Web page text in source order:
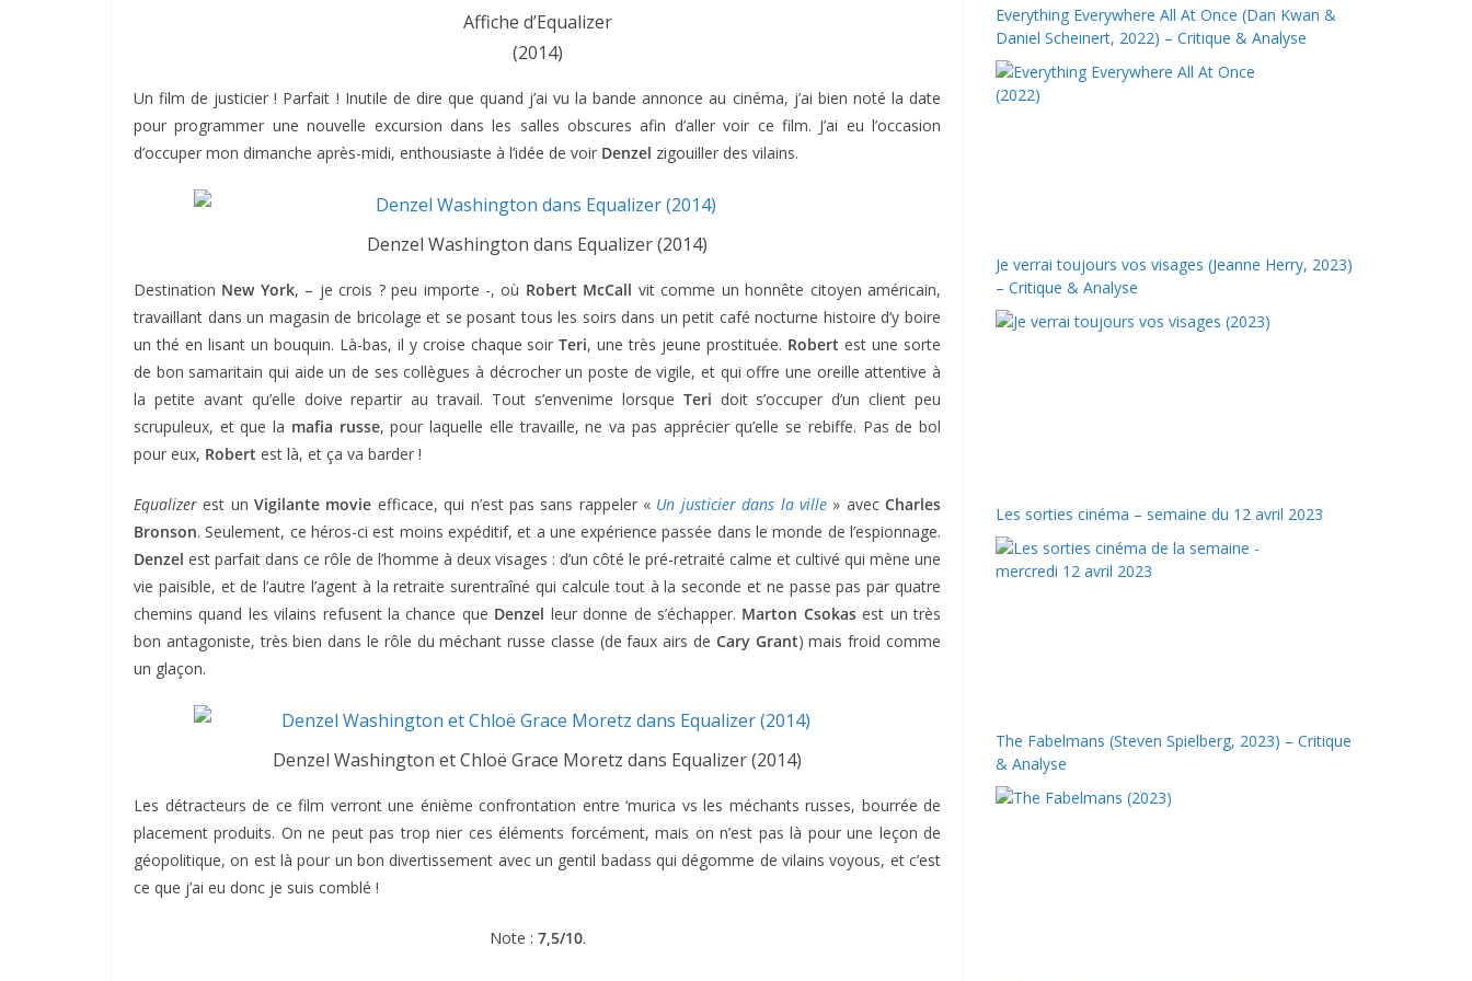
Affiche d’Equalizer
(2014)
Un film de justicier ! Parfait ! Inutile de dire que quand j’ai vu la bande annonce au cinéma, j’ai bien noté la date
pour programmer une nouvelle excursion dans les salles obscures afin d’aller voir ce film. J’ai eu l’occasion
d’occuper mon dimanche après-midi, enthousiaste à l’idée de voir Denzel zigouiller des vilains.
Denzel Washington dans Equalizer (2014)
Destination New York, – je crois ? peu importe -, où Robert McCall vit comme un honnête citoyen américain,
travaillant dans un magasin de bricolage et se posant tous les soirs dans un petit café nocturne histoire d’y boire
un thé en lisant un bouquin. Là-bas, il y croise chaque soirTeri, une très jeune prostituée. Robert est une sorte
de bon samaritain qui aide un de ses collègues à décrocher un poste de vigile, et qui offre une oreille attentive à
la petite avant qu’elle doive repartir au travail. Tout s’envenime lorsque Teri doit s’occuper d’un client peu
scrupuleux, et que la mafia russe, pour laquelle elle travaille, ne va pas apprécier qu’elle se rebiffe. Pas de bol
pour eux, Robert est là, et ça va barder !
Equalizer est unVigilante movie efficace, qui n’est pas sans rappeler « Un justicier dans la ville» avecCharles
Bronson. Seulement, ce héros-ci est moins expéditif, et a une expérience passée dans le monde de l’espionnage.
Denzel est parfait dans ce rôle de l’homme à deux visages : d’un côté le pré-retraité calme et cultivé qui mène une
vie paisible, et de l’autre l’agent à la retraite surentraîné qui calcule tout à la seconde et ne passe pas par quatre
chemins quand les vilains refusent la chance que Denzel leur donne de s’échapper. Marton Csokasest un très
bon antagoniste, très bien dans le rôle du méchant russe classe (de faux airs de Cary Grant) mais froid comme
un glaçon.
Denzel Washington et Chloë Grace Moretz dans Equalizer (2014)
Les détracteurs de ce film verront une énième confrontation entre ‘murica vs les méchants russes, bourrée de
placement produits. On ne peut pas trop nier ces éléments forcément, mais on n’est pas là pour une leçon de
géopolitique, on est là pour un bon divertissement avec un gentil badass qui dégomme de vilains voyous, et c’est
ce que j’ai eu donc je suis comblé !
Note : 7,5/10.
Everything Everywhere All At Once (Dan Kwan &
Daniel Scheinert, 2022) – Critique & Analyse
Je verrai toujours vos visages (Jeanne Herry, 2023)
– Critique & Analyse
Les sorties cinéma – semaine du 12 avril 2023
The Fabelmans (Steven Spielberg, 2023) – Critique
& Analyse